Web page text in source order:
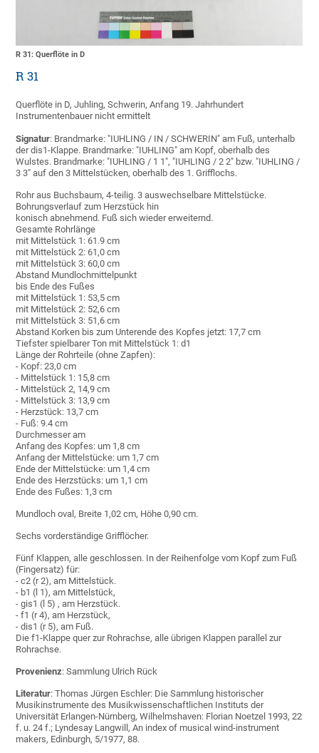
R 31: Querflöte in D
R 31
Querflöte in D, Juhling, Schwerin, Anfang 19. Jahrhundert
Instrumentenbauer nicht ermittelt
Signatur: Brandmarke: "IUHLING / IN / SCHWERIN" am Fuß, unterhalb
der dis1-Klappe. Brandmarke: "IUHLING" am Kopf, oberhalb des
Wulstes. Brandmarke: "IUHLING / 1 1", "IUHLING / 2 2" bzw. "IUHLING /
3 3" auf den 3 Mittelstücken, oberhalb des 1. Grifflochs.
Rohr aus Buchsbaum, 4-teilig. 3 auswechselbare Mittelstücke.
Bohrungsverlauf zum Herzstück hin
konisch abnehmend. Fuß sich wieder erweiternd.
Gesamte Rohrlänge
mit Mittelstück 1: 61.9 cm
mit Mittelstück 2: 61,0 cm
mit Mittelstück 3: 60,0 cm
Abstand Mundlochmittelpunkt
bis Ende des Fußes
mit Mittelstück 1: 53,5 cm
mit Mittelstück 2: 52,6 cm
mit Mittelstück 3: 51,6 cm
Abstand Korken bis zum Unterende des Kopfes jetzt: 17,7 cm
Tiefster spielbarer Ton mit Mittelstück 1: d1
Länge der Rohrteile (ohne Zapfen):
- Kopf: 23,0 cm
- Mittelstück 1: 15,8 cm
- Mittelstück 2, 14,9 cm
- Mittelstück 3: 13,9 cm
- Herzstück: 13,7 cm
- Fuß: 9.4 cm
Durchmesser am
Anfang des Kopfes: um 1,8 cm
Anfang der Mittelstücke: um 1,7 cm
Ende der Mittelstücke: um 1,4 cm
Ende des Herzstücks: um 1,1 cm
Ende des Fußes: 1,3 cm
Mundloch oval, Breite 1,02 cm, Höhe 0,90 cm.
Sechs vorderständige Grifflöcher.
Fünf Klappen, alle geschlossen. In der Reihenfolge vom Kopf zum Fuß
(Fingersatz) für:
- c2 (r 2), am Mittelstück.
- b1 (l 1), am Mittelstück,
- gis1 (l 5) , am Herzstück.
- f1 (r 4), am Herzstück,
- dis1 (r 5), am Fuß.
Die f1-Klappe quer zur Rohrachse, alle übrigen Klappen parallel zur
Rohrachse.
Provenienz: Sammlung Ulrich Rück
Literatur: Thomas Jürgen Eschler: Die Sammlung historischer
Musikinstrumente des Musikwissenschaftlichen Instituts der
Universität Erlangen-Nürnberg, Wilhelmshaven: Florian Noetzel 1993, 22
f. u. 24 f.; Lyndesay Langwill, An index of musical wind-instrument
makers, Edinburgh, 5/1977, 88.